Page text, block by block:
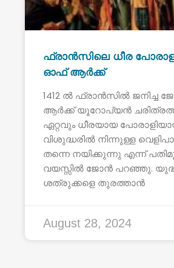
ഫ്രാൻസിലെ ധീര
ഓഫ് ആർക്ക്
1412 ൽ ഫ്രാൻസിൽ ജനിച്ച
ആർക്ക് യൂറോപ്യൻ
ഏറ്റവും ധീരയായ
വിശുദ്ധരിൽ നിന്നുള്ള
തന്നെ നയിക്കുന്നു എന്ന്
വയസ്സിൽ ജോൻ പറഞ്ഞു.
ശത്രുക്കളെ തുരത്താൻ
August 28, 2024